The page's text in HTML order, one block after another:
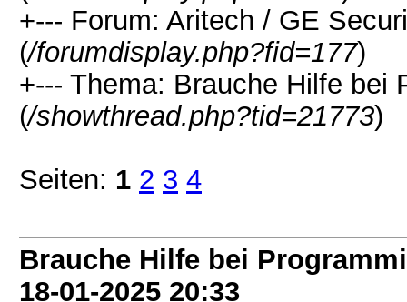
+--- Forum: Aritech / GE
(/forumdisplay.php?fid=177)
+--- Thema: Brauche Hilfe bei
(/showthread.php?tid=21773)
Seiten: 1 2 3 4
Brauche Hilfe bei
18-01-2025 20:33